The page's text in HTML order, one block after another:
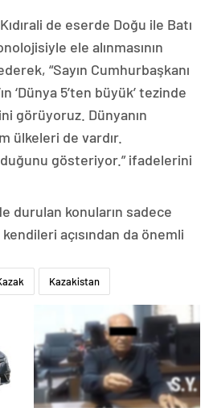
de eserde Doğu ile Batı
ele alınmasının
“Sayın Cumhurbaşkanı
‘Dünya 5’ten büyük’ tezinde
görüyoruz. Dünyanın
ülkeleri de vardır.
gösteriyor.” ifadelerini
durulan konuların sadece
açısından da önemli
Kazakistan